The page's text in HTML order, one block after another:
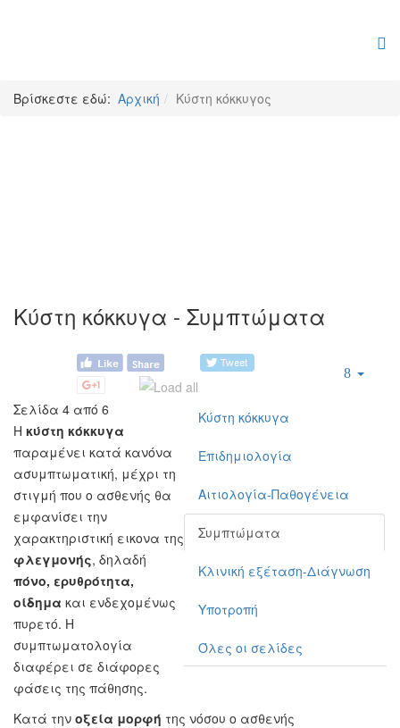
Βρίσκεστε εδώ: Αρχική Κύστη κόκκυγος
Κύστη κόκκυγα - Συμπτώματα
Κύστη κόκκυγα
Επιδημιολογία
Αιτιολογία-Παθογένεια
Συμπτώματα
Κλινική εξέταση-Διάγνωση
Υποτροπή
Όλες οι σελίδες
Σελίδα 4 από 6
Η κύστη κόκκυγα
παραμένει κατά κανόνα
ασυμπτωματική, μέχρι τη
στιγμή που ο ασθενής θα
εμφανίσει την
χαρακτηριστική εικονα της
φλεγμονής, δηλαδή
πόνο, ερυθρότητα,
οίδημα και ενδεχομένως
πυρετό. Η
συμπτωματολογία
διαφέρει σε διάφορες
φάσεις της πάθησης.
Κατά την οξεία μορφή της νόσου ο ασθενής